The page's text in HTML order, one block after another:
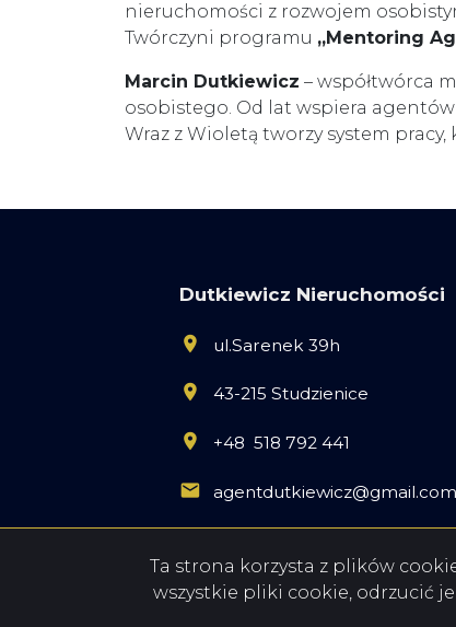
nieruchomości z rozwojem
Twórczyni programu „Mentoring
Marcin Dutkiewicz – współtwórca
osobistego. Od lat wspiera
Wraz z Wioletą tworzy system
Dutkiewicz Nieruchomości
ul.Sarenek 39h
43-215 Studzienice
+48 518 792 441
agentdutkiewicz@gmail.com
Ta strona korzysta z plików
wszystkie pliki cookie, odrzucić